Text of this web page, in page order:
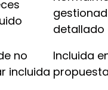
detallado
no
incluida
Incluida